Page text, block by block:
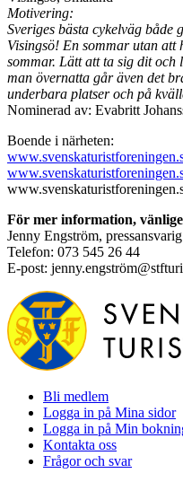
Motivering:
Sveriges bästa cykelväg
Visingsö! En sommar utan
sommar. Lätt att ta sig dit
man övernatta går även det
underbara platser och på
Nominerad av: Evabritt
Boende i närheten:
För mer information,
Jenny Engström,
Telefon: 073 545 26 44
E-post:
Bli medlem
Logga in på Mina sidor
Logga in på Min
Kontakta oss
Frågor och svar